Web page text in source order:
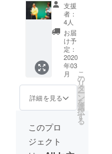
接お届
けする
ととも
に マ
ギー塁
がマ
ジック
を披露
させて
いただ
きま
す！！
決め台
詞は
『想定
内で
支援
者：
4人
お届
け予
定：
2020
年03
月
詳細を見る
こ
の
リ
タ
ー
ン
を
選
択
す
る
このプロ
ジェクト